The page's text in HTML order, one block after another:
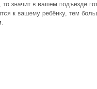
то значит в вашем подъезде
к вашему ребёнку, тем